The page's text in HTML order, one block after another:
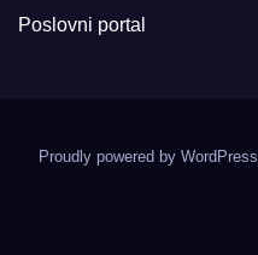
Poslovni portal
Proudly powered by WordPress